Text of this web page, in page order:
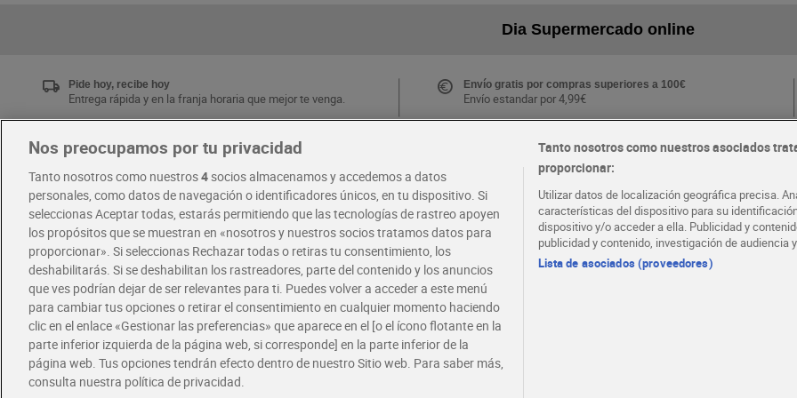
Dia Supermercado online
Pide hoy, recibe hoy
Entrega rápida y en la franja horaria que mejor te venga.
Envío gratis por compras superiores a 100€
Envío estandar por 4,99€
Disfruta las ventajas y ofertas exclusivas.
Descárgate la APP Dia
Folletos y Tiendas
cercana
RECETAS · COMER MEJOR CADA DIA · EMPLEO
Política de privacidad Política de cookies
Nos preocupamos por tu privacidad
Tanto nosotros como nuestros4socios almacenamos y accedemos a datos
personales, como datos de navegación o identificadores únicos, en tu dispositivo. Si
seleccionas Aceptar todas, estarás permitiendo que las tecnologías de rastreo apoyen
los propósitos que se muestran en «nosotros y nuestros socios tratamos datos para
proporcionar». Si seleccionas Rechazar todas o retiras tu consentimiento, los
deshabilitarás. Si se deshabilitan los rastreadores, parte del contenido y los anuncios
que ves podrían dejar de ser relevantes para ti. Puedes volver a acceder a este menú
para cambiar tus opciones o retirar el consentimiento en cualquier momento haciendo
clic en el enlace «Gestionar las preferencias» que aparece en el [o el ícono flotante en la
parte inferior izquierda de la página web, si corresponde] en la parte inferior de la
página web. Tus opciones tendrán efecto dentro de nuestro Sitio web. Para saber más,
consulta nuestra política de privacidad.
Tanto nosotros como nuestros asociados
proporcionar:
Utilizar datos de localización geográfica precisa.
características del dispositivo para su
dispositivo y/o acceder a ella. Publicidad y
publicidad y contenido, investigación de audiencia
Lista de asociados (proveedores)